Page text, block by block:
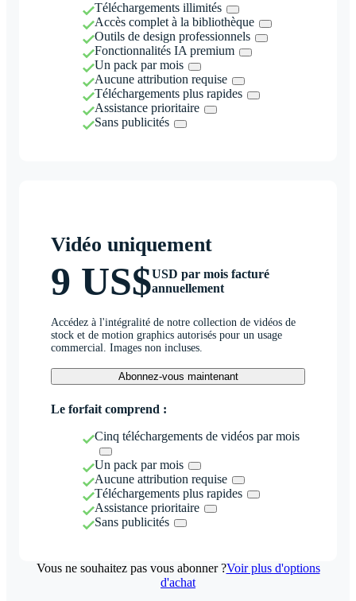
Téléchargements illimités
Accès complet à la bibliothèque
Outils de design professionnels
Fonctionnalités IA premium
Un pack par mois
Aucune attribution requise
Téléchargements plus rapides
Assistance prioritaire
Sans publicités
Vidéo uniquement
9 US$USD par mois facturé
annuellement
Accédez à l'intégralité de notre collection de vidéos de
stock et de motion graphics autorisés pour un usage
commercial. Images non incluses.
Abonnez-vous maintenant
Le forfait comprend :
Cinq téléchargements de vidéos par mois
Un pack par mois
Aucune attribution requise
Téléchargements plus rapides
Assistance prioritaire
Sans publicités
Vous ne souhaitez pas vous abonner ?Voir plus d'options
d'achat